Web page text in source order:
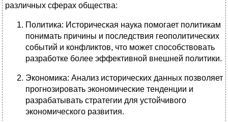
различных сферах общества:
Политика: Историческая наука помогает политикам
понимать причины и последствия геополитических
событий и конфликтов, что может способствовать
разработке более эффективной внешней политики.
Экономика: Анализ исторических данных позволяет
прогнозировать экономические тенденции и
разрабатывать стратегии для устойчивого
экономического развития.